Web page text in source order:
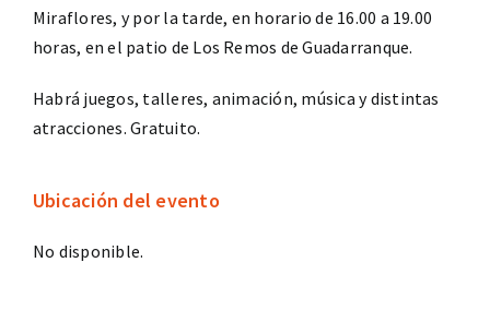
Miraflores, y por la tarde, en horario de 16.00 a 19.00
horas, en el patio de Los Remos de Guadarranque.
Habrá juegos, talleres, animación, música y distintas
atracciones. Gratuito.
Ubicación del evento
No disponible.